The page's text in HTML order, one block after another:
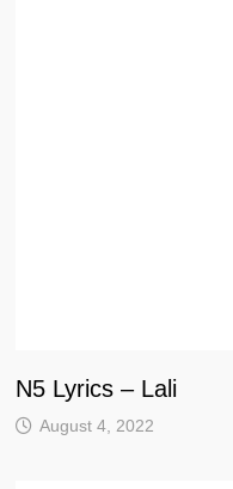
N5 Lyrics – Lali
August 4, 2022